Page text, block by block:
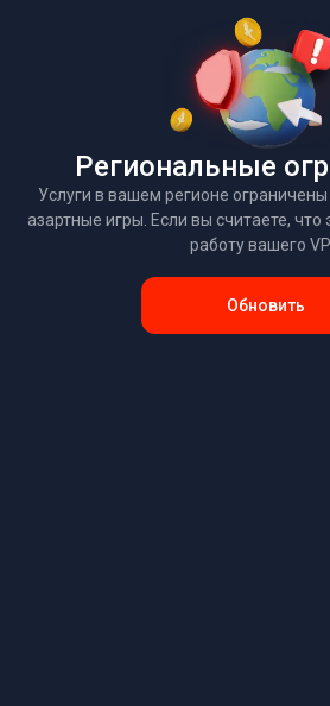
Региональные
Услуги в вашем регионе
азартные игры. Если вы считаете, что
работу вашего
Обновить